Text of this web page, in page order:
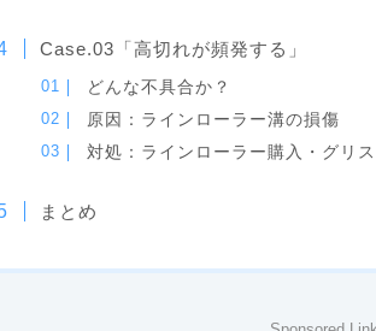
Case.03「高切れが頻発する」
どんな不具合か？
原因：ラインローラー溝の損傷
対処：ラインローラー購入・グリ
まとめ